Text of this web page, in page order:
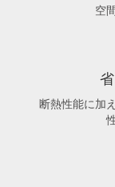
空
断熱性能に加